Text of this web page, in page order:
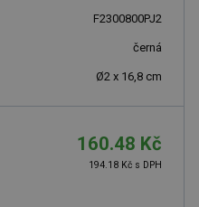
F2300800PJ2
černá
Ø2 x 16,8 cm
160.48 Kč
194.18 Kč s DPH